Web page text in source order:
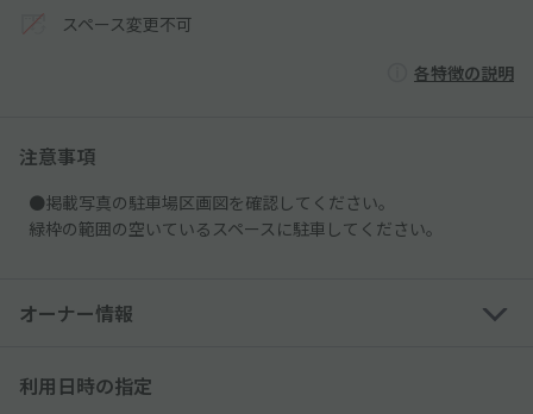
スペース変更不可
各特徴の説明
注意事項
●掲載写真の駐車場区画図を確認してください。
緑枠の範囲の空いているスペースに駐車してください。
オーナー情報
利用日時の指定